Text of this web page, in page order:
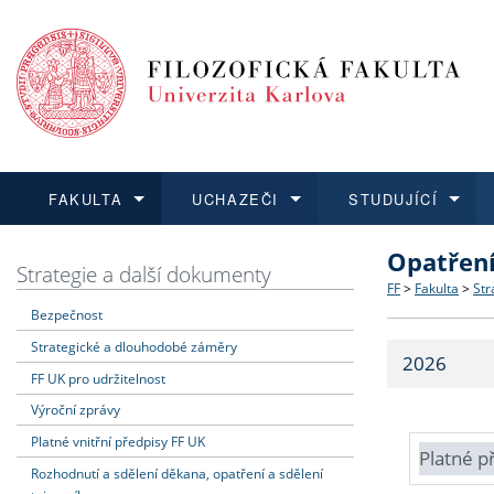
FAKULTA
Dozvědět se více
Struktura
Strategie
Fakultní
UCHAZEČI
Podat přihlášku
Co
Učitelské
STUDUJÍCÍ
Dozvědět se více
Dozvědět se více
O vědě a
Dozvědět se více
Aktuální
Strategie a další dokumenty
Bezpečnost
Strategické a dlouhodobé záměry
FF UK pro udržitelnost
Výroční zprávy
Platné vnitřní předpisy FF UK
Rozhodnutí a sdělení děkana, opatření a sdělení
FF > Fakulta >
2026
Platné